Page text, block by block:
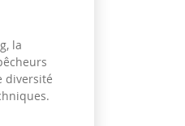
la
diversité